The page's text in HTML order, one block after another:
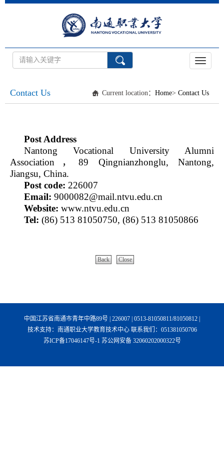
Toggle
Contact Us Current location： Home> Contact Us
Post Address
Nantong Vocational University
Alumni
Association ， 89 Qingnianzhonglu, Nantong,
Jiangsu, China.
Post code: 226007
Email: 9000082@mail.ntvu.edu.cn
Website: www.ntvu.edu.cn
Tel: (86) 513 81050750, (86) 513 81050866
Back Close
中国江苏省南通市青年中路89号 | 226007 | 0513-81050811/81050812 |
技术支持：南通职业大学教育技术中心 联系我们：051381050706
苏ICP备17046147号-1 苏公网安备 32060202000322号